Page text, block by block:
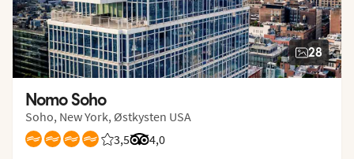
28
Nomo Soho
Soho, New York, Østkysten USA
3,5
Vurdering fra Vings gjester: 3.5/5
4,0
Vurdering fra Tripadvisor: 4 of 5